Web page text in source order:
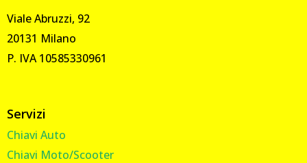
Viale Abruzzi, 92
20131 Milano
P. IVA 10585330961
Servizi
Chiavi Auto
Chiavi Moto/Scooter